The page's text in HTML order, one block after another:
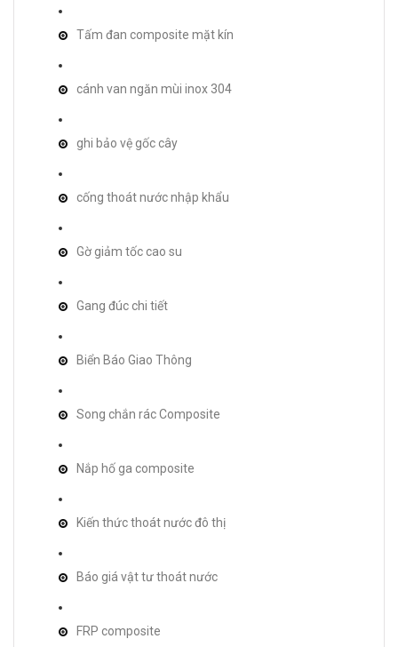
Tấm đan composite mặt kín
cánh van ngăn mùi inox 304
ghi bảo vệ gốc cây
cống thoát nước nhập khẩu
Gờ giảm tốc cao su
Gang đúc chi tiết
Biển Báo Giao Thông
Song chắn rác Composite
Nắp hố ga composite
Kiến thức thoát nước đô thị
Báo giá vật tư thoát nước
FRP composite